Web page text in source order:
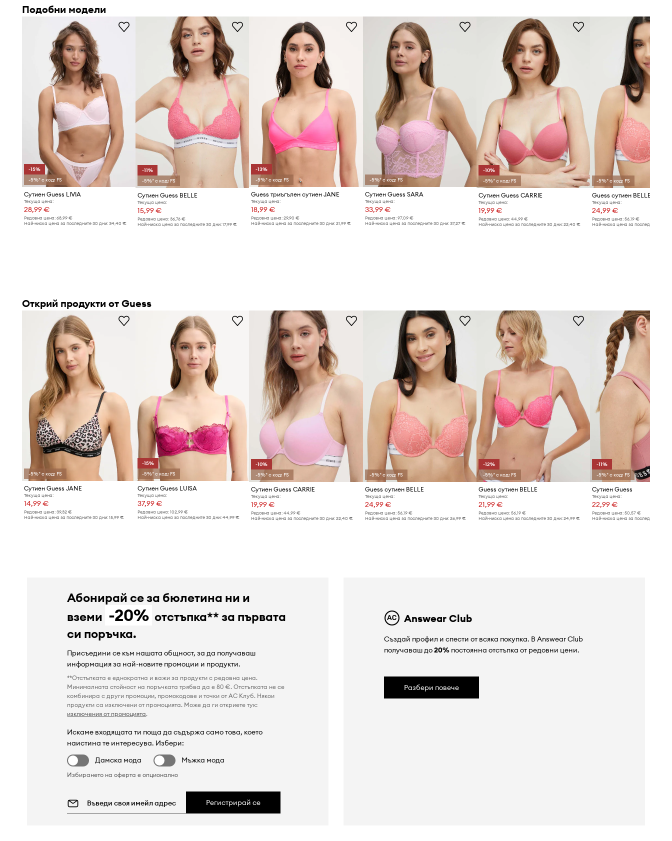
Еластична памучна материя
силуета, без да стяга
Неподплатени чашки
– допринасят за лекота и естествен вид, без
допълнително оформяне
Дизайн без закопчаване
– улеснява обличането и събличането, като
повишава комфорта при употреба
Универсален дизайн
– подходящ е както за основа под дрехите, така и
като елемент от летни, свободни визии
Широки, несваляеми презрамки– осигуряват стабилна поддръжка без
необходимост от регулиране
розов
Код на продукта
см и носи размер S
Таблица с размери
ТЕХНИЧЕСКИ ДАННИ
Вид чашки без подплънки
Подобни модели
-15%
-5%* с код: FS
Сутиен Guess LIVIA
Текуща цена:
28,99 €
Редовна цена: 68,99 €
Най-ниска цена за последните 30 дни: 34,40 €
-11%
-5%* с код: FS
Сутиен Guess BELLE
Текуща цена:
15,99 €
Редовна цена:36,76 €
Най-ниска цена за последните 30 дни:17,99 €
-13%
-5%* с код: FS
Guess триъгълен сутиен JANE
Текуща цена:
18,99 €
Редовна цена: 29,90 €
Най-ниска цена за последните 30 дни: 21,99 €
-5%* с код: FS
Сутиен Guess SARA
Текуща цена:
33,99 €
Редовна цена: 97,09 €
Най-ниска цена за последните 30 дни: 37,27 €
-10%
-5%* с код: FS
Сутиен Guess CARRIE
Текуща цена:
19,99 €
Редовна цена:44,99 €
Най-ниска цена за последните 30 дни:22,40 €
-5%* с код: FS
Guess сутиен BELLE
Текуща цена:
24,99 €
Редовна цена: 56,19 €
Най-ниска цена за последните 30
Открий продукти от Guess
-5%* с код: FS
Сутиен Guess JANE
Текуща цена:
14,99 €
Редовна цена: 39,32 €
Най-ниска цена за последните 30 дни: 15,99 €
-15%
-5%* с код: FS
Сутиен Guess LUISA
Текуща цена:
37,99 €
Редовна цена:102,99 €
Най-ниска цена за последните 30 дни:44,99 €
-10%
-5%* с код: FS
Сутиен Guess CARRIE
Текуща цена:
19,99 €
Редовна цена: 44,99 €
Най-ниска цена за последните 30 дни: 22,40 €
-5%* с код: FS
Guess сутиен BELLE
Текуща цена:
24,99 €
Редовна цена: 56,19 €
Най-ниска цена за последните 30 дни: 26,99 €
-12%
-5%* с код: FS
Guess сутиен BELLE
Текуща цена:
21,99 €
Редовна цена:56,19 €
Най-ниска цена за последните 30 дни:24,99 €
-11%
-5%* с код: FS
Сутиен Guess
Текуща цена:
22,99 €
Редовна цена: 50,57 €
Най-ниска цена за последните 30
Абонирай се за бюлетина ни и
вземи -20% отстъпка** за първата
си поръчка.
Присъедини се към нашата общност, за да получаваш
информация за най-новите промоции и продукти.
**Отстъпката е еднократна и важи за продукти с редовна цена.
Минималната стойност на поръчката трябва да е 80 €. Отстъпката не се
комбинира с други промоции, промокодове и точки от AC Клуб. Някои
продукти са изключени от промоцията. Може да ги откриете тук:
изключения от промоцията.
Искаме входящата ти поща да съдържа само това, което
наистина те интересува. Избери:
Дамска мода
Мъжка мода
Избирането на оферта е опционално
Регистрирай се
Answear Club
Създай профил и спести от всяка покупка. В Answear Club
получаваш до20%постоянна отстъпка от редовни цени.
Разбери повече